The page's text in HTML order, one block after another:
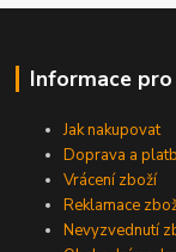
Informace
Jak nakupovat
Doprava a
Vrácení zboží
Reklamace
Nevyzvednutí